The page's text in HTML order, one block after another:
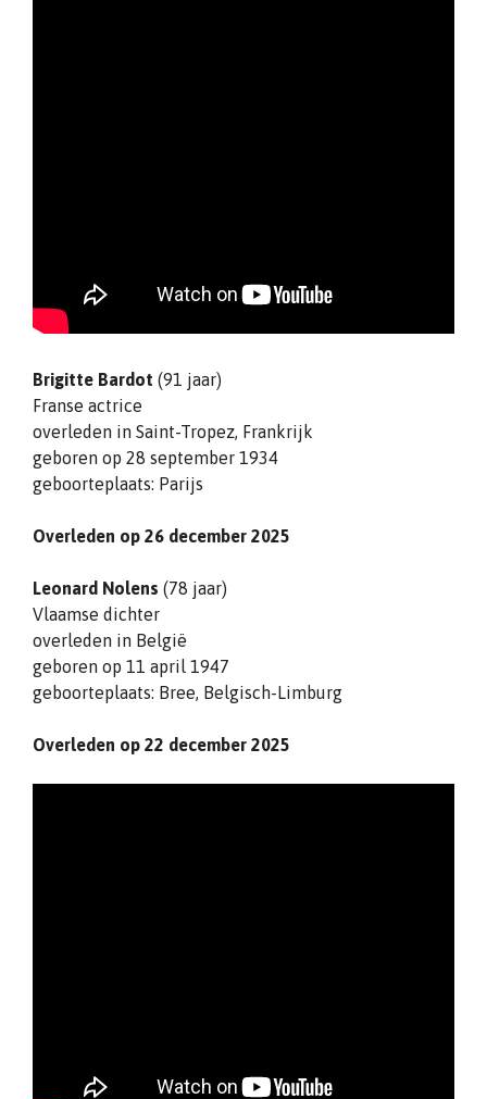
Brigitte Bardot (91 jaar)
Franse actrice
overleden in Saint-Tropez, Frankrijk
geboren op 28 september 1934
geboorteplaats: Parijs
Overleden op 26 december 2025
Leonard Nolens (78 jaar)
Vlaamse dichter
overleden in België
geboren op 11 april 1947
geboorteplaats: Bree, Belgisch-Limburg
Overleden op 22 december 2025